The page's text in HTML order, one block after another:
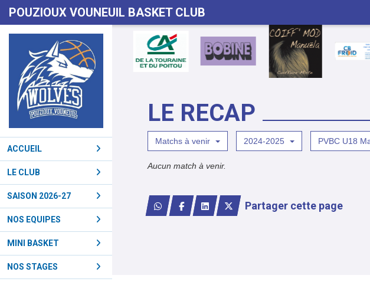
POUZIOUX VOUNEUIL BASKET CLUB
ACCUEIL
LE CLUB
SAISON 2026-27
NOS EQUIPES
MINI BASKET
NOS STAGES
LE RECAP
Matchs à venir 2024-2025 PVBC U18
Aucun match à venir.
Partager cette page
Panneau de gestion des cookies